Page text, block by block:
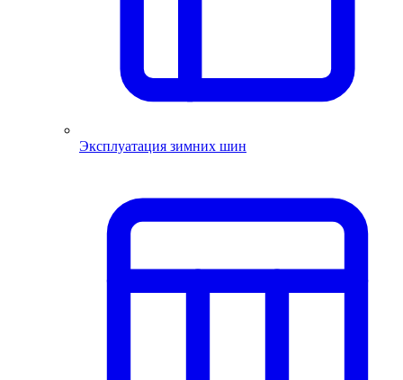
Эксплуатация зимних шин